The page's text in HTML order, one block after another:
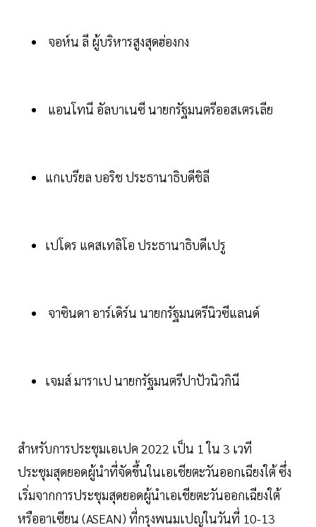
จอห์น ลี ผู้บริหารสูงสุดฮ่องกง
แอนโทนี อัลบาเนซี นายกรัฐมนตรีออสเตรเลีย
แกเบรียล บอริช ประธานาธิบดีชิลี
เปโดร แคสเทลิโอ ประธานาธิบดีเปรู
จาซินดา อาร์เดิร์น นายกรัฐมนตรีนิวซีแลนด์
เจมส์ มาราเป นายกรัฐมนตรีปาปัวนิวกินี
สำหรับการประชุมเอเปค 2022 เป็น 1 ใน 3 เวที
ประชุมสุดยอดผู้นำที่จัดขึ้นในเอเชียตะวันออกเฉียงใต้ ซึ่ง
เริ่มจากการประชุมสุดยอดผู้นำเอเชียตะวันออกเฉียงใต้
หรืออาเซียน (ASEAN) ที่กรุงพนมเปญในวันที่ 10-13